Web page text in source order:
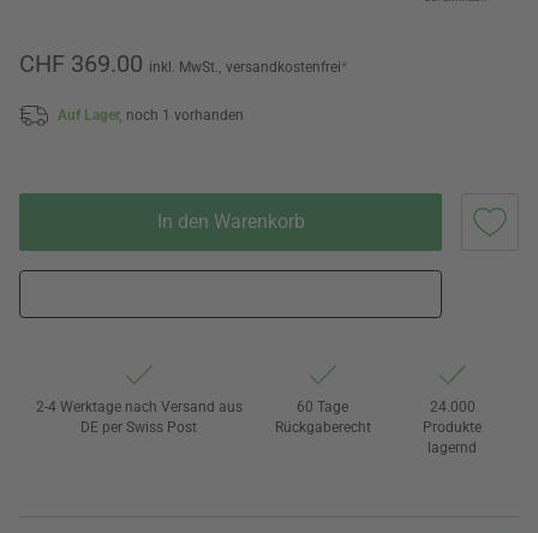
CHF 369.00 inkl. MwSt., versandkostenfrei*
Auf Lager, noch 1 vorhanden
In den Warenkorb
2-4 Werktage nach Versand aus
DE per Swiss Post
60 Tage
Rückgaberecht
24.000
Produkte
lagernd